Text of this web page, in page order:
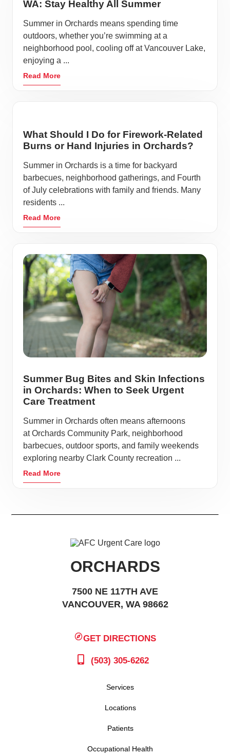
WA: Stay Healthy All Summer
Summer in Orchards means spending time
outdoors, whether you’re swimming at a
neighborhood pool, cooling off at Vancouver Lake,
enjoying a ...
Read More
What Should I Do for Firework-Related
Burns or Hand Injuries in Orchards?
Summer in Orchards is a time for backyard
barbecues, neighborhood gatherings, and Fourth
of July celebrations with family and friends. Many
residents ...
Read More
Summer Bug Bites and Skin Infections
in Orchards: When to Seek Urgent
Care Treatment
Summer in Orchards often means afternoons
at Orchards Community Park, neighborhood
barbecues, outdoor sports, and family weekends
exploring nearby Clark County recreation ...
Read More
ORCHARDS
7500 NE 117TH AVE
VANCOUVER, WA 98662
GET DIRECTIONS
(503) 305-6262
Services
Locations
Patients
Occupational Health